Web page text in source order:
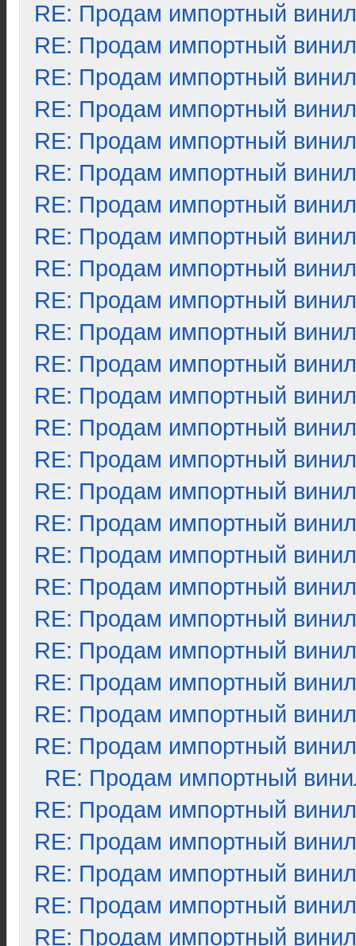
RE: Продам импортный винил
RE: Продам импортный винил
RE: Продам импортный винил
RE: Продам импортный винил
RE: Продам импортный винил
RE: Продам импортный винил
RE: Продам импортный винил
RE: Продам импортный винил
RE: Продам импортный винил
RE: Продам импортный винил
RE: Продам импортный винил
RE: Продам импортный винил
RE: Продам импортный винил
RE: Продам импортный винил
RE: Продам импортный винил
RE: Продам импортный винил
RE: Продам импортный винил
RE: Продам импортный винил
RE: Продам импортный винил
RE: Продам импортный винил
RE: Продам импортный винил
RE: Продам импортный винил
RE: Продам импортный винил
RE: Продам импортный винил
RE: Продам импортный
RE: Продам импортный винил
RE: Продам импортный винил
RE: Продам импортный винил
RE: Продам импортный винил
RE: Продам импортный винил